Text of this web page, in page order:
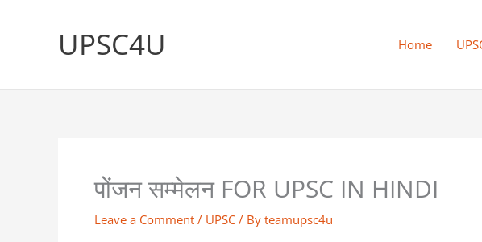
UPSC4U Home
पोंजन सम्मेलन FOR UPSC IN HINDI
Leave a Comment / UPSC / By teamupsc4u